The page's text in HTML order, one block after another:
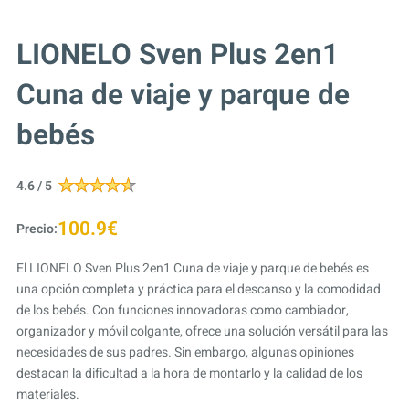
LIONELO Sven Plus 2en1
Cuna de viaje y parque de
bebés
4.6 / 5
Precio:100.9€
El LIONELO Sven Plus 2en1 Cuna de viaje y parque de bebés es
una opción completa y práctica para el descanso y la comodidad
de los bebés. Con funciones innovadoras como cambiador,
organizador y móvil colgante, ofrece una solución versátil para las
necesidades de sus padres. Sin embargo, algunas opiniones
destacan la dificultad a la hora de montarlo y la calidad de los
materiales.